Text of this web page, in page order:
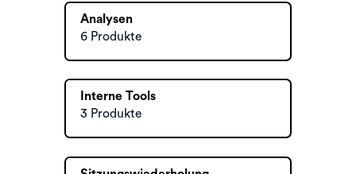
Analysen
6 Produkte
Interne Tools
3 Produkte